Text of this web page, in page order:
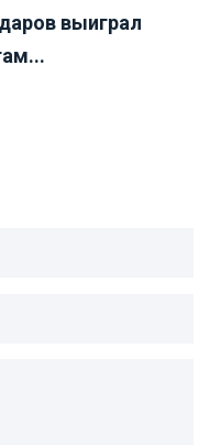
выиграл